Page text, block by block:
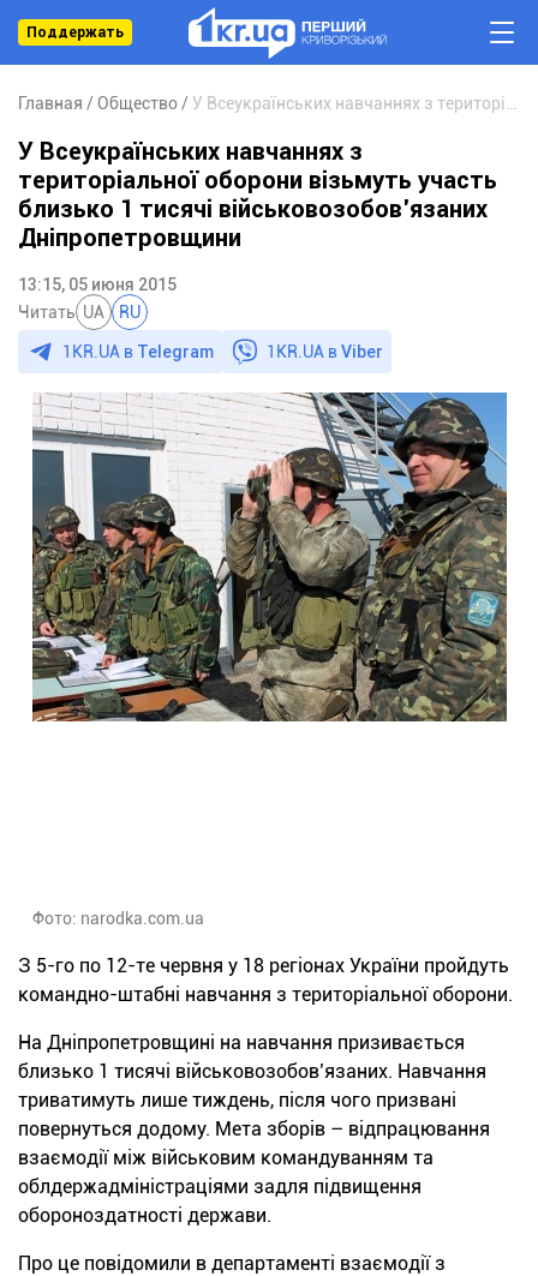
Поддержать
Главная Общество
У Всеукраїнських навчаннях з
територіальної оборони візьмуть участь
близько 1 тисячі військовозобов’язаних
Дніпропетровщини
13:15, 05 июня 2015
Читать UA RU
1KR.UA в Telegram 1KR.UA вViber
Фото: narodka.com.ua
З 5-го по 12-те червня у 18 регіонах України пройдуть
командно-штабні навчання з територіальної оборони.
На Дніпропетровщині на навчання призивається
близько 1 тисячі військовозобов’язаних. Навчання
триватимуть лише тиждень, після чого призвані
повернуться додому. Мета зборів – відпрацювання
взаємодії між військовим командуванням та
облдержадміністраціями задля підвищення
обороноздатності держави.
Про це повідомили в департаменті взаємодії з